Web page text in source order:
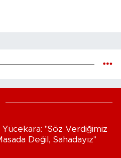
Yücekara: "Söz Verdiğimiz
Değil, Sahadayız"